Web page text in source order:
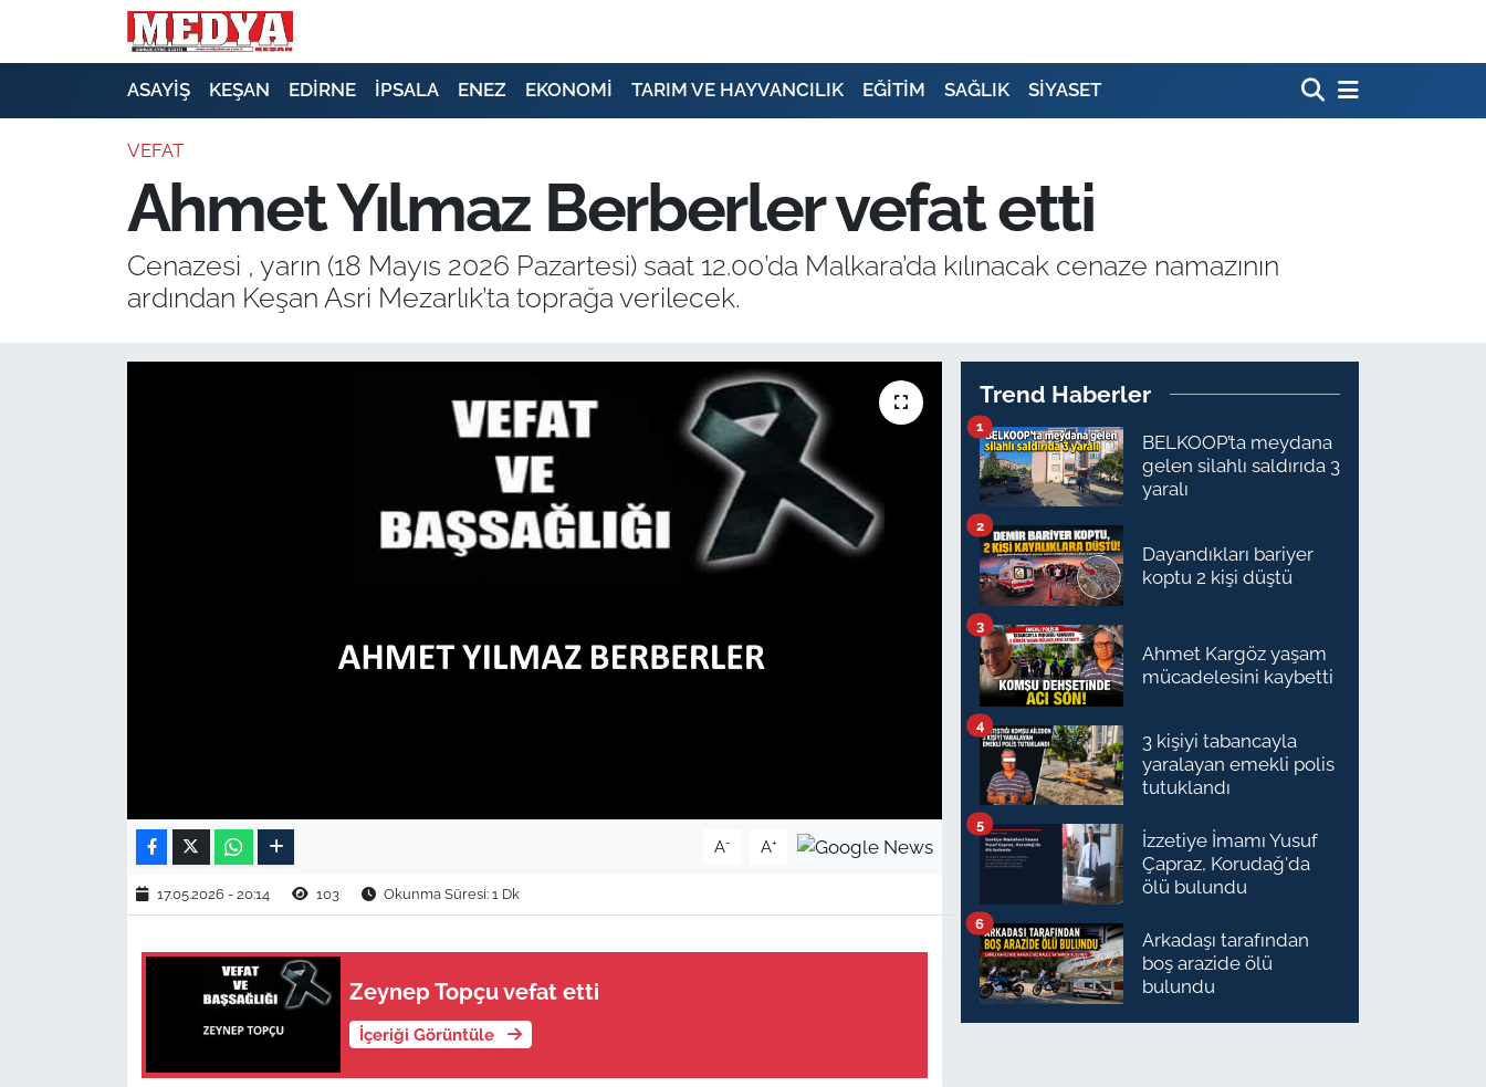
ASAYİŞ KEŞAN EDİRNE İPSALA ENEZ EKONOMİ TARIM VE HAYVANCILIK EĞİTİM SAĞLIK SİYASET
VEFAT
Ahmet Yılmaz Berberler vefat etti
Cenazesi , yarın (18 Mayıs 2026 Pazartesi) saat 12.00’da Malkara’da kılınacak cenaze namazının
ardından Keşan Asri Mezarlık’ta toprağa verilecek.
A- A+
17.05.2026 - 20:14 103 Okunma Süresi: 1 Dk
Zeynep Topçu vefat etti
İçeriği Görüntüle
Trend Haberler
BELKOOP’ta meydana
gelen silahlı saldırıda 3
yaralı
1
Dayandıkları bariyer
koptu 2 kişi düştü
2
Ahmet Kargöz yaşam
mücadelesini kaybetti
3
3 kişiyi tabancayla
yaralayan emekli polis
tutuklandı
4
İzzetiye İmamı Yusuf
Çapraz, Korudağ'da
ölü bulundu
5
Arkadaşı tarafından
boş arazide ölü
bulundu
6
E-GAZETE
SİYASET
GÜNDEM
EKONOMİ
EDİRNE